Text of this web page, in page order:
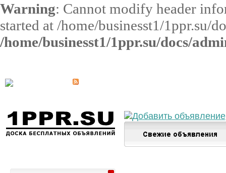
Warning: Cannot modify header
started at /home/businesst1/1ppr.su/
/home/businesst1/1ppr.su/docs/